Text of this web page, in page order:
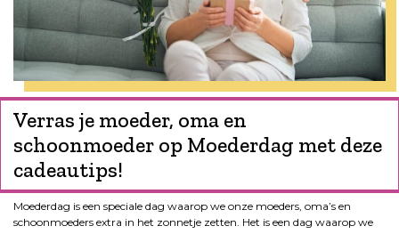
Verras je moeder, oma en
schoonmoeder op Moederdag met deze
cadeautips!
Moederdag is een speciale dag waarop we onze moeders, oma’s en
schoonmoeders extra in het zonnetje zetten. Het is een dag waarop we